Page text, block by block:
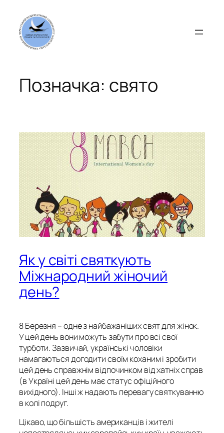
вмісту
Позначка: свято
Як у світі святкують
Міжнародний жіночий
день?
8 Березня – одне з найбажаніших свят для жінок.
У цей день вони можуть забути про всі свої
турботи. Зазвичай, українські чоловіки
намагаються догодити своїм коханим і зробити
цей день справжнім відпочинком від хатніх справ
(в Україні цей день має статус офіційного
вихідного). Інші ж надають перевагу святкуванню
в колі подруг.
Цікаво, що більшість американців і жителі